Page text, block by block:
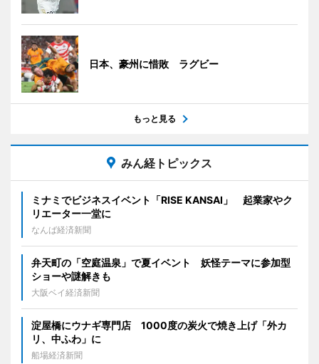
日本、豪州に惜敗 ラグビー
もっと見る
みん経トピックス
ミナミでビジネスイベント「RISE KANSAI」 起業家やク
リエーター一堂に
なんば経済新聞
弁天町の「空庭温泉」で夏イベント 妖怪テーマに参加型
ショーや謎解きも
大阪ベイ経済新聞
淀屋橋にウナギ専門店 1000度の炭火で焼き上げ「外カ
リ、中ふわ」に
船場経済新聞